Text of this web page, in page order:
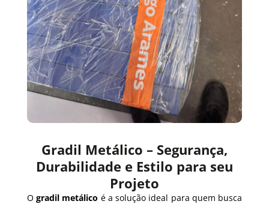
Gradil Metálico – Segurança,
Durabilidade e Estilo para seu
Projeto
Ogradil metálico é a solução ideal para quem busca